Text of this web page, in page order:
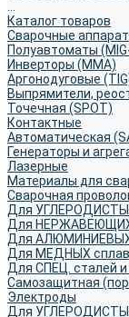
Каталог товаров
Сварочные
Полуавтоматы
Инверторы (MMA)
Аргонодуговые
Выпрямители,
Точечная (SPOT)
Контактные
Автоматическая
Генераторы и
Лазерные
Материалы для
Сварочная
Для
Для
Для АЛЮМИНИЕВЫХ
Для МЕДНЫХ
Для СПЕЦ. сталей и
Самозащитная
Электроды
Для